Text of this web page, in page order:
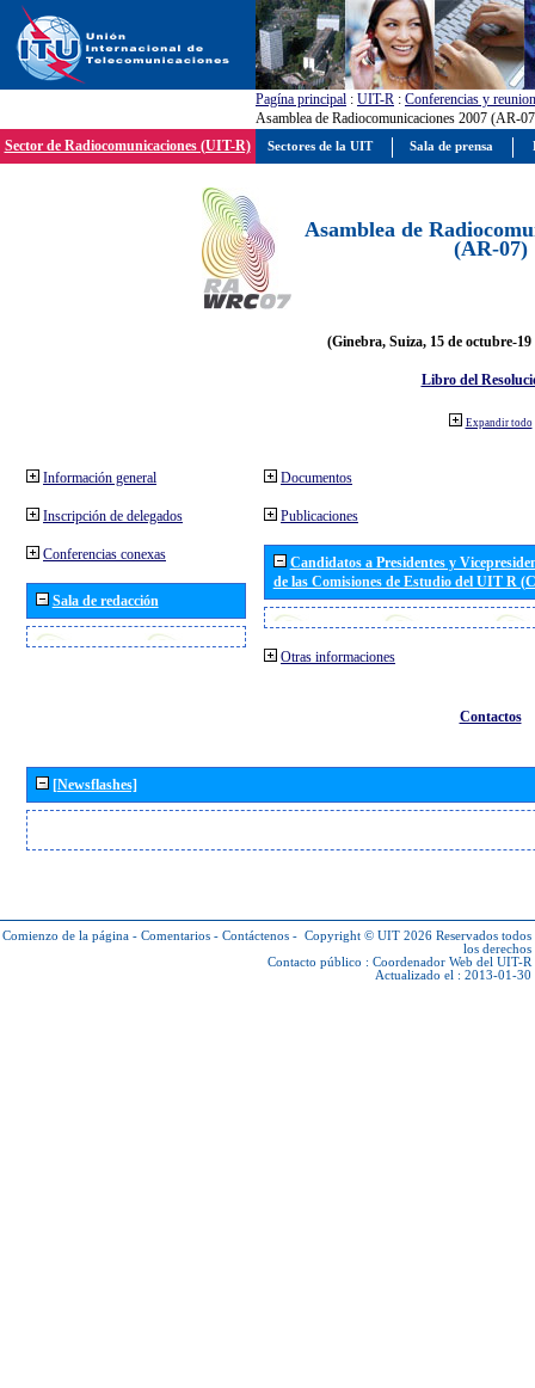
Pagína principal : UIT-R : Conferencias y
Asamblea de Radiocomunicaciones 2007 (AR-
Sector de Radiocomunicaciones (UIT-R)
Asamblea de
(AR-07)
(Ginebra, Suiza, 15 de octubre-19
Libro del
Expandir todo
Información general
Inscripción de delegados
Conferencias conexas
Sala de redacción
Documentos
Publicaciones
Candidatos a Presidentes y
de las Comisiones de Estudio del UIT R
Otras informaciones
Contactos
[Newsflashes]
Comienzo de la página - Comentarios - Contáctenos - Copyright © UIT 2026 Reservados todos
los derechos
Contacto público : Coordenador Web del UIT-R
Actualizado el : 2013-01-30
Sectores de la UIT Sala de prensa